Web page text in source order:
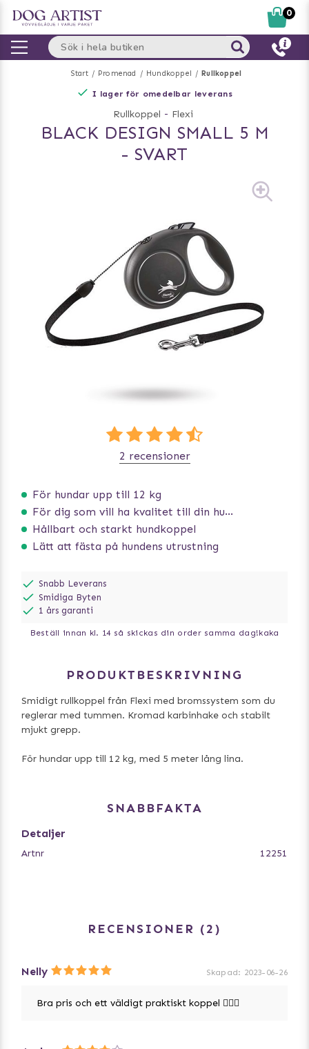
Start Promenad Hundkoppel Rullkoppel
I lager för omedelbar leverans
Rullkoppel - Flexi
BLACK DESIGN SMALL 5 M
- SVART
För hundar upp till 12 kg
För dig som vill ha kvalitet till din hund!
Hållbart och starkt hundkoppel
Lätt att fästa på hundens utrustning
2 recensioner
Snabb Leverans
Smidiga Byten
1 års garanti
Beställ innan kl. 14 så skickas din order samma dag!kaka
PRODUKTBESKRIVNING
Smidigt rullkoppel från Flexi med bromssystem som du
reglerar med tummen. Kromad karbinhake och stabilt
mjukt grepp.
För hundar upp till 12 kg, med 5 meter lång lina.
SNABBFAKTA
Detaljer
Artnr 12251
RECENSIONER 2
Nelly Skapad: 2023-06-26
Bra pris och ett väldigt praktiskt koppel 👍🏻🐶
0